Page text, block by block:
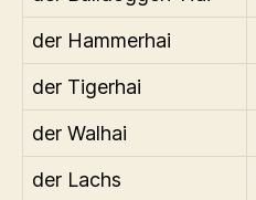
der Hammerhai
der Tigerhai
der Walhai
der Lachs